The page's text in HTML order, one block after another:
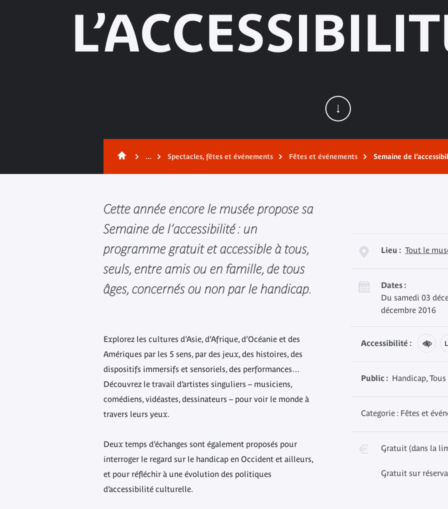
... Spectacles, fêtes et événements Fêtes et événements Semaine de
Cette année encore le musée propose sa
Semaine de l’accessibilité : un
programme gratuit et accessible à tous,
seuls, entre amis ou en famille, de tous
âges, concernés ou non par le handicap.
Explorez les cultures d’Asie, d’Afrique, d’Océanie et des
Amériques par les 5 sens, par des jeux, des histoires, des
dispositifs immersifs et sensoriels, des performances…
Découvrez le travail d’artistes singuliers – musiciens,
comédiens, vidéastes, dessinateurs – pour voir le monde à
travers leurs yeux.
Deux temps d’échanges sont également proposés pour
interroger le regard sur le handicap en Occident et ailleurs,
et pour réfléchir à une évolution des politiques
d’accessibilité culturelle.
Lieu : Tout le
Dates :
Du samedi 03
décembre 2016
Accessibilité :
Public : Handicap,
Categorie : Fêtes et
Gratuit (dans la
Gratuit sur